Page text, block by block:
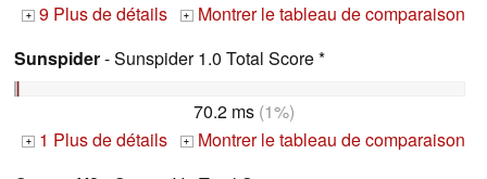
+ 9 Plus de détails + Montrer le tableau de comparaison
Sunspider- Sunspider 1.0 Total Score *
70.2 ms(1%)
+ 1 Plus de détails + Montrer le tableau de comparaison